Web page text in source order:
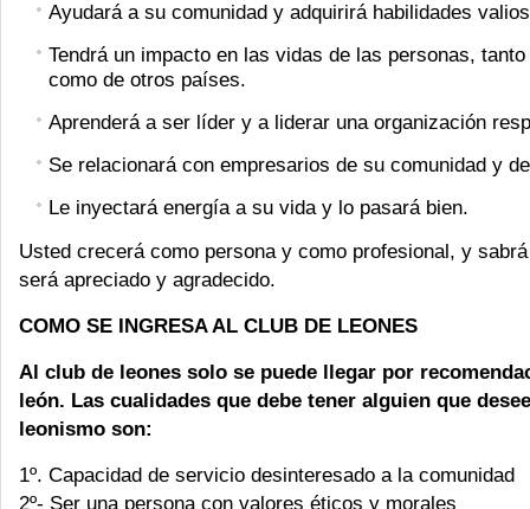
Ayudará a su comunidad y adquirirá habilidades
Tendrá un impacto en las vidas de las personas,
como de otros países.
Aprenderá a ser líder y a liderar una organización
Se relacionará con empresarios de su comunidad y
Le inyectará energía a su vida y lo pasará bien.
Usted crecerá como persona y como profesional, y
será apreciado y agradecido.
COMO SE INGRESA AL CLUB DE LEONES
Al club de leones solo se puede llegar por
león. Las cualidades que debe tener alguien que
leonismo son:
1º. Capacidad de servicio desinteresado a la comunidad
2º- Ser una persona con valores éticos y morales